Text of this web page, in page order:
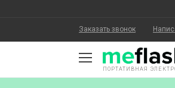
Заказать звонок
ПОРТАТИВНАЯ